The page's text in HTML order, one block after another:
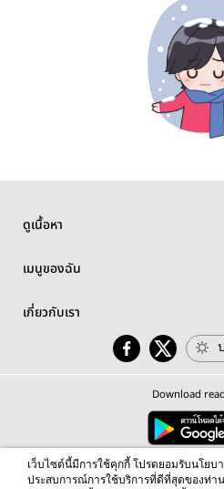
ดูเนื้อหา
เมนูของฉัน
เกี่ยวกับเรา
Download
© 2026 readAwrite.com by MEB
This site is protected by reCAPTCHA and the Google
เว็บไซต์นี้มีการใช้คุกกี้ โปรดยอมรับนโยบ
ประสบการณ์การใช้บริการที่ดีที่สุดของท่า